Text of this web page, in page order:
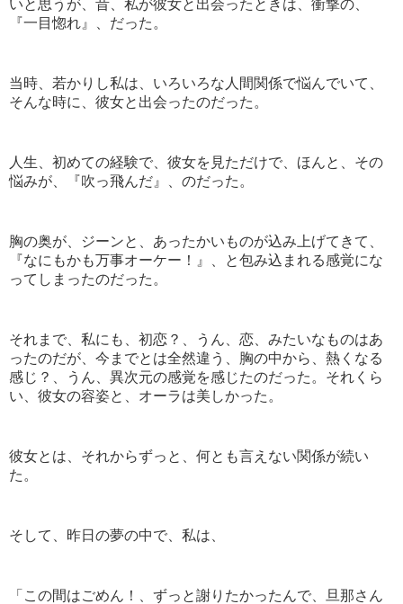
いと思うが、昔、私が彼女と出会ったときは、衝撃の、
『一目惚れ』、だった。
当時、若かりし私は、いろいろな人間関係で悩んでいて、
そんな時に、彼女と出会ったのだった。
人生、初めての経験で、彼女を見ただけで、ほんと、その
悩みが、『吹っ飛んだ』、のだった。
胸の奥が、ジーンと、あったかいものが込み上げてきて、
『なにもかも万事オーケー！』、と包み込まれる感覚にな
ってしまったのだった。
それまで、私にも、初恋？、うん、恋、みたいなものはあ
ったのだが、今までとは全然違う、胸の中から、熱くなる
感じ？、うん、異次元の感覚を感じたのだった。 それくら
い、彼女の容姿と、オーラは美しかった。
彼女とは、それからずっと、何とも言えない関係が続い
た。
そして、昨日の夢の中で、私は、
「この間はごめん！、ずっと謝りたかったんで、旦那さん